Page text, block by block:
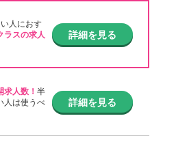
人におす
ラスの求人
詳細を見る
人数！ 半
人は使うべ
詳細を見る